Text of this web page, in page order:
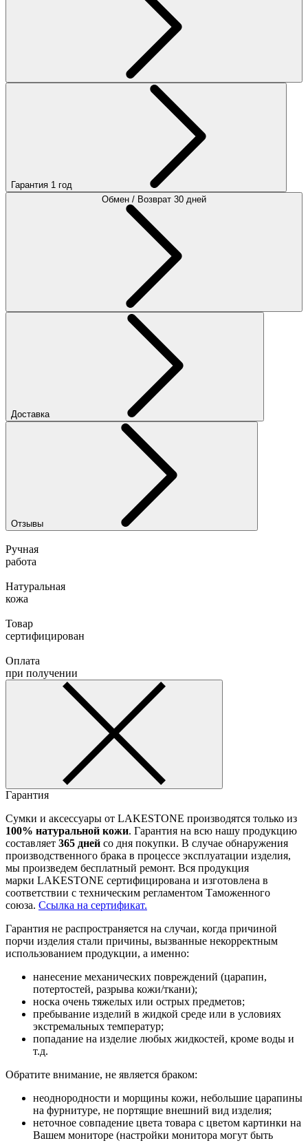
Гарантия 1 год
Обмен / Возврат 30 дней
Доставка
Отзывы
Ручная
работа
Натуральная
кожа
Товар
сертифицирован
Оплата
при получении
Гарантия
Сумки и аксессуары от LAKESTONE производятся только из
100% натуральной кожи. Гарантия на всю нашу продукцию
составляет 365 дней со дня покупки. В случае обнаружения
производственного брака в процессе эксплуатации изделия,
мы произведем бесплатный ремонт. Вся продукция
марки LAKESTONE сертифицирована и изготовлена в
соответствии с техническим регламентом Таможенного
союза. Ссылка на сертификат.
Гарантия не распространяется на случаи, когда причиной
порчи изделия стали причины, вызванные некорректным
использованием продукции, а именно:
нанесение механических повреждений (царапин,
потертостей, разрыва кожи/ткани);
носка очень тяжелых или острых предметов;
пребывание изделий в жидкой среде или в условиях
экстремальных температур;
попадание на изделие любых жидкостей, кроме воды и
т.д.
Обратите внимание, не является браком:
неоднородности и морщины кожи, небольшие царапины
на фурнитуре, не портящие внешний вид изделия;
неточное совпадение цвета товара с цветом картинки на
Вашем мониторе (настройки монитора могут быть